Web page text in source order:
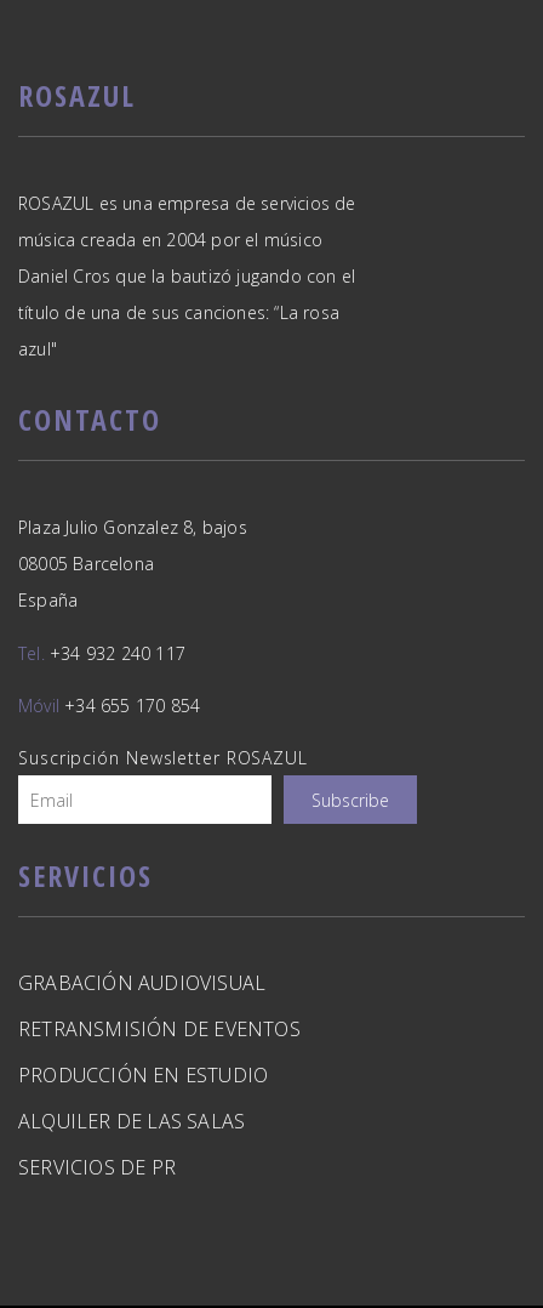
ROSAZUL
ROSAZUL es una empresa de servicios de
música creada en 2004 por el músico
Daniel Cros que la bautizó jugando con el
título de una de sus canciones: “La rosa
azul"
CONTACTO
Plaza Julio Gonzalez 8, bajos
08005 Barcelona
España
Tel. +34 932 240 117
Móvil +34 655 170 854
Suscripción Newsletter ROSAZUL
SERVICIOS
GRABACIÓN AUDIOVISUAL
RETRANSMISIÓN DE EVENTOS
PRODUCCIÓN EN ESTUDIO
ALQUILER DE LAS SALAS
SERVICIOS DE PR